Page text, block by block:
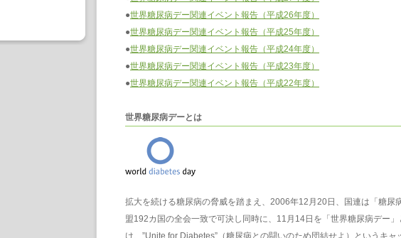
●世界糖尿病デー関連イベント報告（平成26年度）
●世界糖尿病デー関連イベント報告（平成25年度）
●世界糖尿病デー関連イベント報告（平成24年度）
●世界糖尿病デー関連イベント報告（平成23年度）
●世界糖尿病デー関連イベント報告（平成22年度）
世界糖尿病デーとは
拡大を続ける糖尿病の脅威を踏まえ、2006年12月20日、国連は「糖尿
盟192カ国の全会一致で可決し同時に、11月14日を「世界糖尿病デー
け、”Unite for Diabetes”（糖尿病との闘いのため団結せよ）というキ